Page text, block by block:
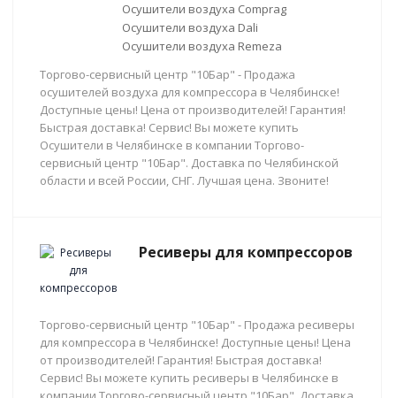
Осушители воздуха Comprag
Осушители воздуха Dali
Осушители воздуха Remeza
Торгово-сервисный центр "10Бар" - Продажа
осушителей воздуха для компрессора в Челябинске!
Доступные цены! Цена от производителей! Гарантия!
Быстрая доставка! Сервис! Вы можете купить
Осушители в Челябинске в компании Торгово-
сервисный центр "10Бар". Доставка по Челябинской
области и всей России, СНГ. Лучшая цена. Звоните!
Ресиверы для компрессоров
Торгово-сервисный центр "10Бар" - Продажа ресиверы
для компрессора в Челябинске! Доступные цены! Цена
от производителей! Гарантия! Быстрая доставка!
Сервис! Вы можете купить ресиверы в Челябинске в